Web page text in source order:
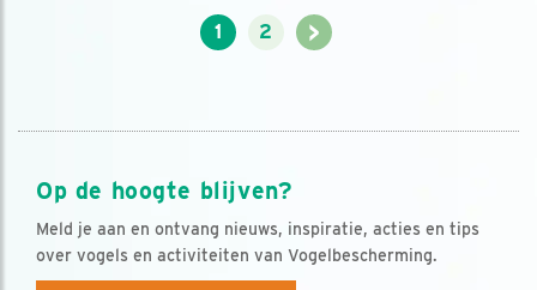
1 2 >
Op de hoogte blijven?
Meld je aan en ontvang nieuws, inspiratie, acties en tips
over vogels en activiteiten van Vogelbescherming.